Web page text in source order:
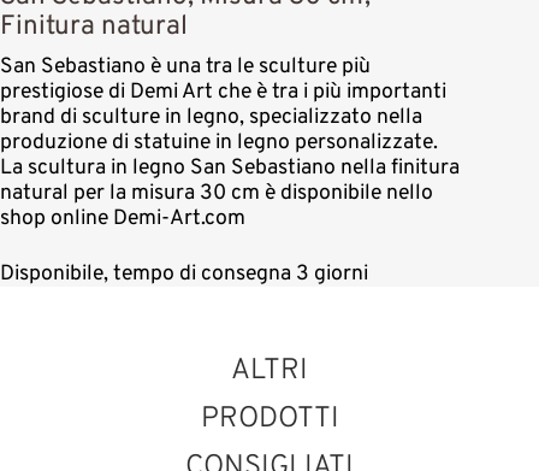
Finitura natural
San Sebastiano è una tra le sculture più
prestigiose di Demi Art che è tra i più importanti
brand di sculture in legno, specializzato nella
produzione di statuine in legno personalizzate.
La scultura in legno San Sebastiano nella finitura
natural per la misura 30 cm è disponibile nello
shop online Demi-Art.com
Disponibile, tempo di consegna 3 giorni
ALTRI
PRODOTTI